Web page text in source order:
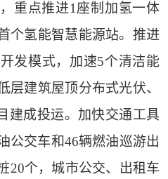
重点推进1座制加氢一体
个氢能智慧能源站。推进
发模式，加速5个清洁能
层建筑屋顶分布式光伏、
建成投运。加快交通工具
公交车和46辆燃油巡游出
20个，城市公交、出租车